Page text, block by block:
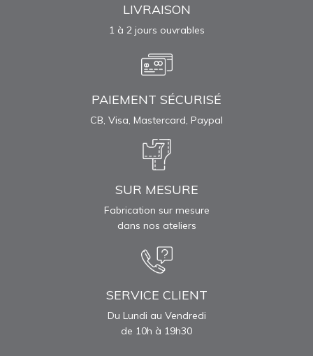
LIVRAISON
1 à 2 jours ouvrables
PAIEMENT SÉCURISÉ
CB, Visa, Mastercard, Paypal
SUR MESURE
Fabrication sur mesure
dans nos ateliers
SERVICE CLIENT
Du Lundi au Vendredi
de 10h à 19h30